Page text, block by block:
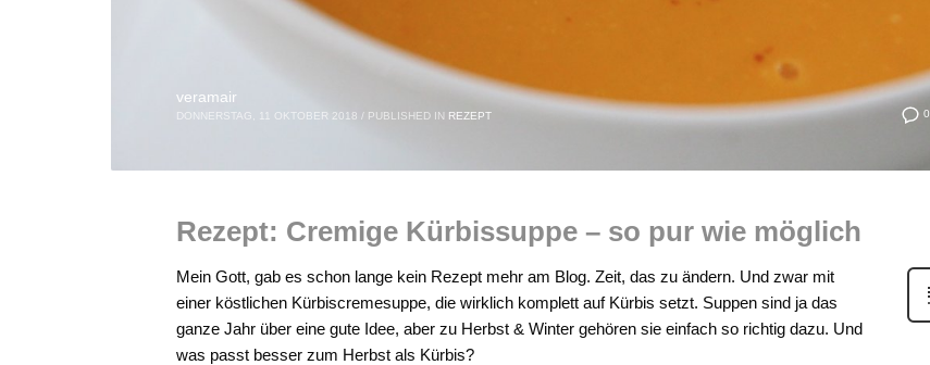
0
veramair
DONNERSTAG, 11 OKTOBER 2018 / PUBLISHED IN REZEPT
Rezept: Cremige Kürbissuppe – so pur wie möglich
Mein Gott, gab es schon lange kein Rezept mehr am Blog. Zeit, das zu ändern. Und zwar mit
einer köstlichen Kürbiscremesuppe, die wirklich komplett auf Kürbis setzt. Suppen sind ja das
ganze Jahr über eine gute Idee, aber zu Herbst & Winter gehören sie einfach so richtig dazu. Und
was passt besser zum Herbst als Kürbis?